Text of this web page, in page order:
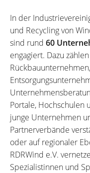
In der
und Recycling von
sind rund 60
engagiert. Dazu
Portale, Hochschulen
junge Unternehmen
Partnerverbände
oder auf regionaler
RDRWind e.V.
Spezialistinnen und